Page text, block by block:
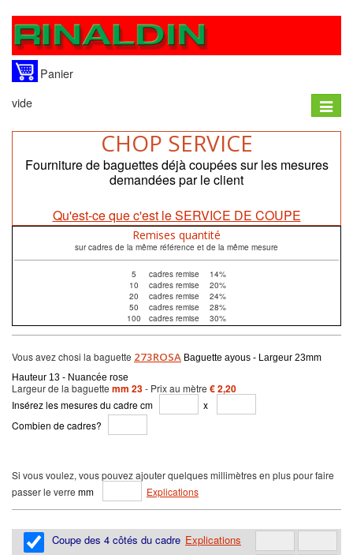
Panier
vide
Toggle
CHOP SERVICE
Fourniture de baguettes déjà coupées sur les mesures
demandées par le client
Qu'est-ce que c'est le SERVICE DE COUPE
Remises quantité
sur cadres de la même référence et de la même mesure
5 cadres remise
14%
10
cadres remise
20%
20
cadres remise
24%
50
cadres remise
28%
100
cadres remise 30%
Vous avez chosi la baguette 273ROSA Baguette ayous - Largeur 23mm
Hauteur 13 - Nuancée rose
Largeur de la baguette mm 23- Prix au mètre € 2,20
Insérez les mesures du cadre cm
x
Combien de cadres?
Si vous voulez, vous pouvez ajouter quelques millimètres en plus pour faire
passer le verre mm Explications
Coupe des 4 côtés du cadre Explications